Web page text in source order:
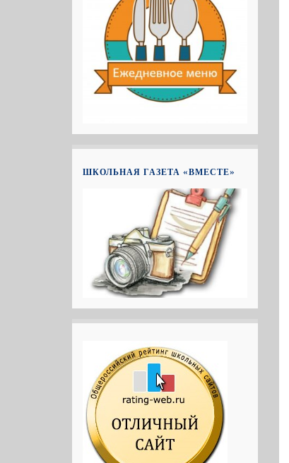
ШКОЛЬНАЯ ГАЗЕТА «ВМЕСТЕ»